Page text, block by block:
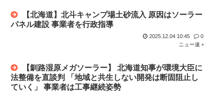
【北海道】北斗キャンプ場土砂流入 原因はソーラー
パネル建設 事業者を行政指導
2025.12.04 10:45
0
ニュー速＋
【釧路湿原メガソーラー】 北海道知事が環境大臣に
法整備を直談判 「地域と共生しない開発は断固阻止し
ていく」 事業者は工事継続姿勢